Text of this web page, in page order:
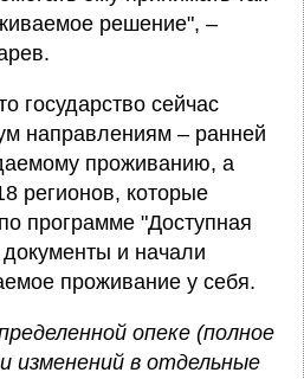
решение", –
государство сейчас
направлениям – ранней
проживанию, а
регионов, которые
программе "Доступная
и начали
проживание у себя.
опеке (полное
изменений в отдельные